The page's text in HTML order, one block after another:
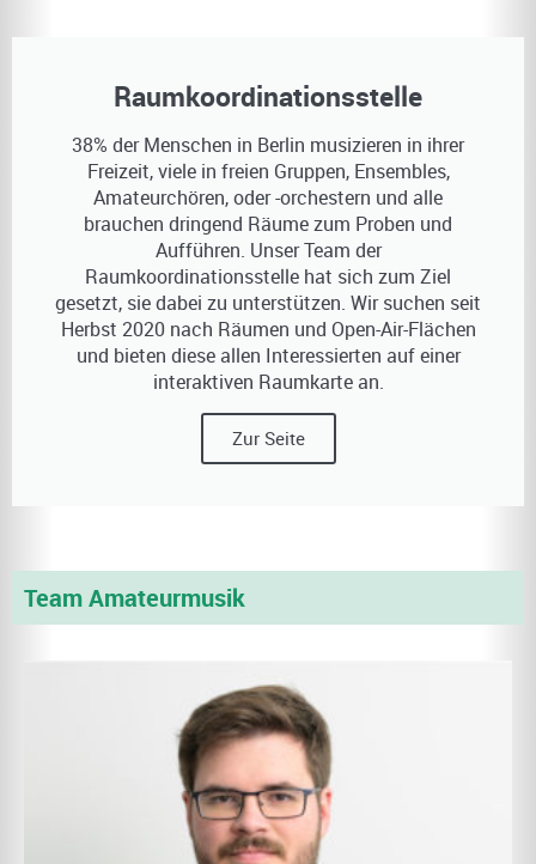
Raumkoordinationsstelle
38% der Menschen in Berlin musizieren in ihrer
Freizeit, viele in freien Gruppen, Ensembles,
Amateurchören, oder -orchestern und alle
brauchen dringend Räume zum Proben und
Aufführen. Unser Team der
Raumkoordinationsstelle hat sich zum Ziel
gesetzt, sie dabei zu unterstützen. Wir suchen seit
Herbst 2020 nach Räumen und Open-Air-Flächen
und bieten diese allen Interessierten auf einer
interaktiven Raumkarte an.
Zur Seite
Team Amateurmusik